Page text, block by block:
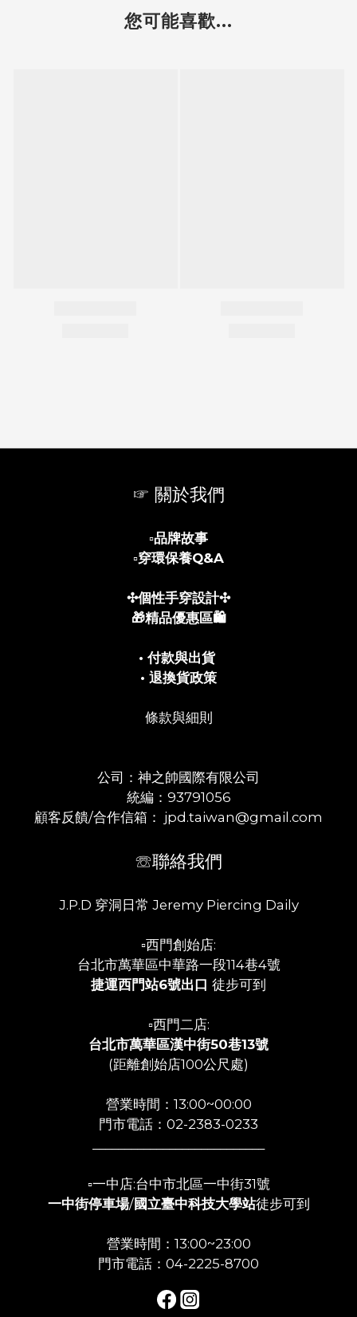
您可能喜歡...
☞ 關於我們
▫️品牌故事
▫️穿環保養Q&A
✣個性手穿設計✣
🎁精品優惠區🛍️
• 付款與出貨
• 退換貨政策
條款與細則
公司：神之帥國際有限公司
統編：93791056
顧客反饋/合作信箱： jpd.taiwan@gmail.com
☏聯絡我們
J.P.D 穿洞日常 Jeremy Piercing Daily
▫️西門創始店:
台北市萬華區中華路一段114巷4號
捷運西門站6號出口 徒步可到
▫️西門二店:
台北市萬華區漢中街50巷13號
(距離創始店100公尺處)
營業時間：13:00~00:00
門市電話：02-2383-0233
▫️一中店:台中市北區一中街31號
一中街停車場/國立臺中科技大學站徒步可到
營業時間：13:00~23:00
門市電話：04-2225-8700